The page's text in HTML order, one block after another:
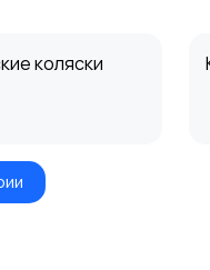
коляски
для мам